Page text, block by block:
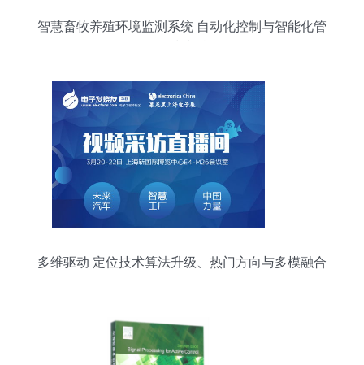
智慧畜牧养殖环境监测系统 自动化控制与智能化管
多维驱动 定位技术算法升级、热门方向与多模融合